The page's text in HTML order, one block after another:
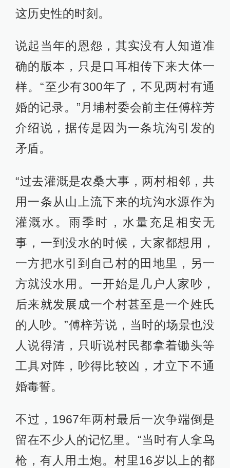
这历史性的时刻。
说起当年的恩怨，其实没有人知道准
确的版本，只是口耳相传下来大体一
样。“至少有300年了，不见两村有通
婚的记录。”月埔村委会前主任傅梓芳
介绍说，据传是因为一条坑沟引发的
矛盾。
“过去灌溉是农桑大事，两村相邻，共
用一条从山上流下来的坑沟水源作为
灌溉水。雨季时，水量充足相安无
事，一到没水的时候，大家都想用，
一方把水引到自己村的田地里，另一
方就没水用。一开始是几户人家吵，
后来就发展成一个村甚至是一个姓氏
的人吵。”傅梓芳说，当时的场景也没
人说得清，只听说村民都拿着锄头等
工具对阵，吵得比较凶，才立下不通
婚毒誓。
不过，1967年两村最后一次争端倒是
留在不少人的记忆里。“当时有人拿鸟
枪，有人用土炮。村里16岁以上的都